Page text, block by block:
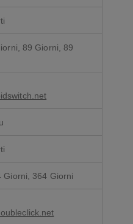
89 Giorni, 89
Giorni, 364 Giorni